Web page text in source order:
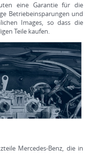
eine Garantie für die
Betriebeinsparungen und
Images, so dass die
Teile kaufen.
Mercedes-Benz, die in